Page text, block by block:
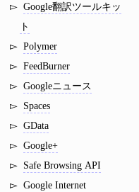
Google翻訳ツールキッ
ト
Polymer
FeedBurner
Googleニュース
Spaces
GData
Google+
Safe Browsing API
Google Internet